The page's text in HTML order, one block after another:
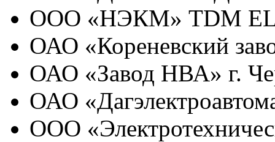
ООО «НЭКМ» TDM
ОАО «Кореневский
ОАО «Завод НВА» г.
ОАО
ООО